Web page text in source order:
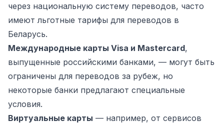
через национальную систему переводов, часто
имеют льготные тарифы для переводов в
Беларусь.
Международные карты Visa и Mastercard,
выпущенные российскими банками, — могут быть
ограничены для переводов за рубеж, но
некоторые банки предлагают специальные
условия.
Виртуальные карты — например, от сервисов